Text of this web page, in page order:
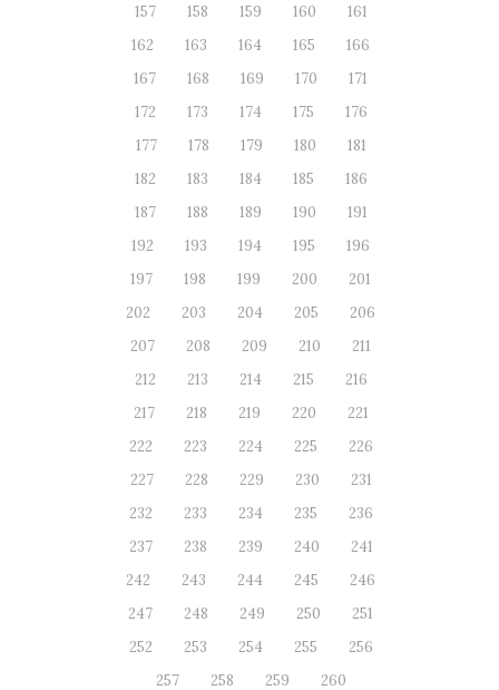
157
158 159 160
161
162
163 164 165
166
167
168 169 170
171
172
173 174 175
176
177
178 179 180
181
182
183 184 185
186
187
188 189 190
191
192
193 194 195
196
197
198 199 200
201
202
203 204 205
206
207
208 209 210
211
212
213 214 215
216
217
218 219 220
221
222
223 224 225
226
227
228 229 230
231
232
233 234 235
236
237
238 239 240
241
242
243 244 245
246
247
248 249 250
251
252
253 254 255
256
257
258 259 260